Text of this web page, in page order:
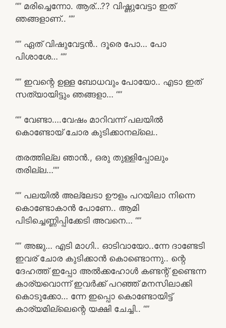
“” മരിച്ചെന്നോ. ആര്…?? വിഷ്ണുവേട്ടാ ഇത്
ഞങ്ങളാണ്.. “”
“” ഏത് വിഷുവേട്ടൻ.. ദൂരെ പോ… പോ
പിശാശേ… “”
“” ഇവന്റെ ഉള്ള ബോധവും പോയോ.. എടാ ഇത്
സത്യായിട്ടും ഞങ്ങളാ… “”
“” വേണ്ടാ….വേഷം മാറിവന്ന് പലയിൽ
കൊണ്ടോയ് ചോര കുടിക്കാനല്ലെ..
തരത്തില്ല ഞാൻ., ഒരു തുള്ളിപ്പോലും
തരില്ല…””
“” പലയിൽ അല്ലേടാ ഊളം പറയിലാ നിന്നെ
കൊണ്ടോകാൻ പോണേ.. ആമി
പിടിച്ചെണ്ണിപ്പിക്കേടി അവനെ… “”
“” അജു… എടി മാഗി.. ഓടിവായോ..ന്നേ ദാണ്ടേടി
ഇവര് ചോര കുടിക്കാൻ കൊണ്ടൊന്നു.. ന്റെ
ദേഹത്ത് ഇപ്പോ അൽക്കഹോൾ കണ്ടന്റ് ഉണ്ടെന്ന
കാര്യവൊന്ന് ഇവർക്ക് പറഞ്ഞ് മനസിലാക്കി
കൊടുക്കോ… ന്നേ ഇപ്പൊ കൊണ്ടോയിട്ട്
കാര്യമില്ലെന്റെ യക്ഷി ചേച്ചി.. “”